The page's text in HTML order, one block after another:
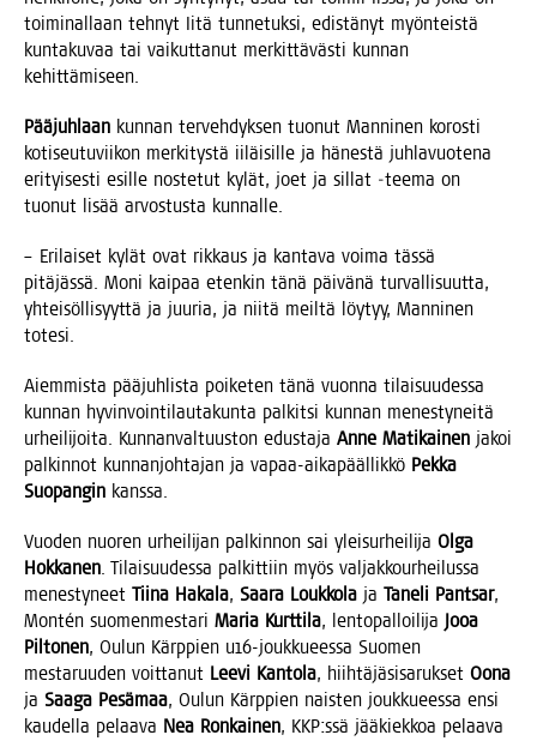
toi­mi­nal­laan teh­nyt Iitä tun­ne­tuk­si, edis­tä­nyt myön­teis­tä
kun­ta­ku­vaa tai vai­kut­ta­nut mer­kit­tä­väs­ti kun­nan
kehittämiseen.
Pää­juh­laan kun­nan ter­veh­dyk­sen tuo­nut Man­ni­nen koros­ti
koti­seu­tu­vii­kon mer­ki­tys­tä iiläi­sil­le ja hänes­tä juh­la­vuo­te­na
eri­tyi­ses­ti esil­le nos­te­tut kylät, joet ja sil­lat ‑tee­ma on
tuo­nut lisää arvos­tus­ta kunnalle.
– Eri­lai­set kylät ovat rik­kaus ja kan­ta­va voi­ma täs­sä
pitä­jäs­sä. Moni kai­paa eten­kin tänä päi­vä­nä tur­val­li­suut­ta,
yhtei­söl­li­syyt­tä ja juu­ria, ja nii­tä meil­tä löy­tyy, Man­ni­nen
totesi.
Aiem­mis­ta pää­juh­lis­ta poi­ke­ten tänä vuon­na tilai­suu­des­sa
kun­nan hyvin­voin­ti­lau­ta­kun­ta pal­kit­si kun­nan menes­ty­nei­tä
urhei­li­joi­ta. Kun­nan­val­tuus­ton edus­ta­ja Anne Mati­kai­nen jakoi
pal­kin­not kun­nan­joh­ta­jan ja vapaa-aika­pääl­lik­kö Pek­ka
Suo­pan­gin kanssa.
Vuo­den nuo­ren urhei­li­jan pal­kin­non sai ylei­sur­hei­li­ja Olga
Hok­ka­nen. Tilai­suu­des­sa pal­kit­tiin myös val­jak­kour­hei­lus­sa
menes­ty­neet Tii­na Haka­la, Saa­ra Louk­ko­la ja Tane­li Pant­sar,
Montén suo­men­mes­ta­ri Maria Kurt­ti­la, len­to­pal­loi­li­ja Jooa
Pil­to­nen, Oulun Kärp­pien u16-jouk­ku­ees­sa Suo­men
mes­ta­ruu­den voit­ta­nut Lee­vi Kan­to­la, hiih­tä­jä­si­sa­ruk­set Oona
ja Saa­ga Pesä­maa, Oulun Kärp­pien nais­ten jouk­ku­ees­sa ensi
kau­del­la pelaa­va Nea Ron­kai­nen, KKP:ssä jää­kiek­koa pelaa­va